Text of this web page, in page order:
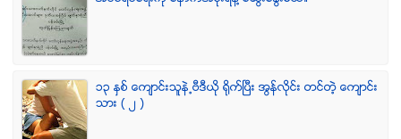
၁၃ ႏွစ္ ေက်ာင္းသူနဲ႕ဗီဒီယို ရိုက္ျပီး အြန္လိုင္း တင္တဲ့ ေက်ာင္း
သား ( ၂ )